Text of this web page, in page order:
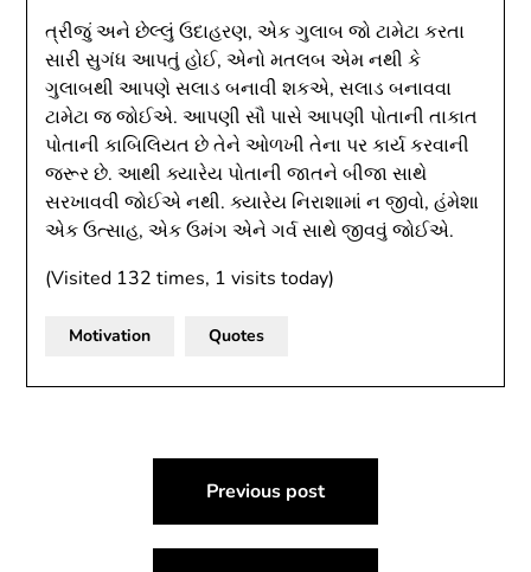
ત્રીજું અને છેલ્લું ઉદાહરણ, એક ગુલાબ જો ટામેટા કરતા
સારી સુગંધ આપતું હોઈ, એનો મતલબ એમ નથી કે
ગુલાબથી આપણે સલાડ બનાવી શકએ, સલાડ બનાવવા
ટામેટા જ જોઈએ. આપણી સૌ પાસે આપણી પોતાની તાકાત
પોતાની કાબિલિયત છે તેને ઓળખી તેના પર કાર્ય કરવાની
જરૂર છે. આથી ક્યારેય પોતાની જાતને બીજા સાથે
સરખાવવી જોઈએ નથી. ક્યારેય નિરાશામાં ન જીવો, હંમેશા
એક ઉત્સાહ, એક ઉમંગ એને ગર્વ સાથે જીવવું જોઈએ.
(Visited 132 times, 1 visits today)
Motivation Quotes
navigation
Previous post